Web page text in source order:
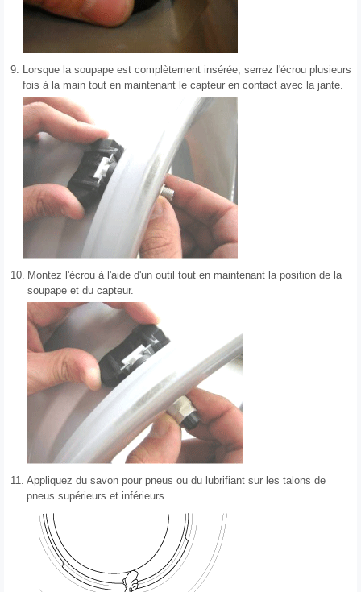
9. Lorsque la soupape est complètement insérée, serrez l'écrou plusieurs
fois à la main tout en maintenant le capteur en contact avec la jante.
10. Montez l'écrou à l'aide d'un outil tout en maintenant la position de la
soupape et du capteur.
11. Appliquez du savon pour pneus ou du lubrifiant sur les talons de
pneus supérieurs et inférieurs.